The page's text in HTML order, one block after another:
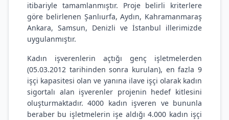
itibariyle tamamlanmıştır. Proje belirli kriterlere
göre belirlenen Şanlıurfa, Aydın, Kahramanmaraş
Ankara, Samsun, Denizli ve İstanbul illerimizde
uygulanmıştır.
Kadın işverenlerin açtığı genç işletmelerden
(05.03.2012 tarihinden sonra kurulan), en fazla 9
işçi kapasitesi olan ve yanına ilave işçi olarak kadın
sigortalı alan işverenler projenin hedef kitlesini
oluşturmaktadır. 4000 kadın işveren ve bununla
beraber bu işletmelerin işe aldığı 4.000 kadın işçi